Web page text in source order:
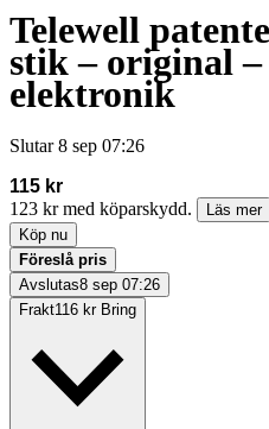
Telewell
stik – original
elektronik
Slutar 8 sep 07:26
115 kr
123 kr med köparskydd.
Läs mer
Köp nu
Föreslå pris
Avslutas8 sep 07:26
Frakt116 kr Bring